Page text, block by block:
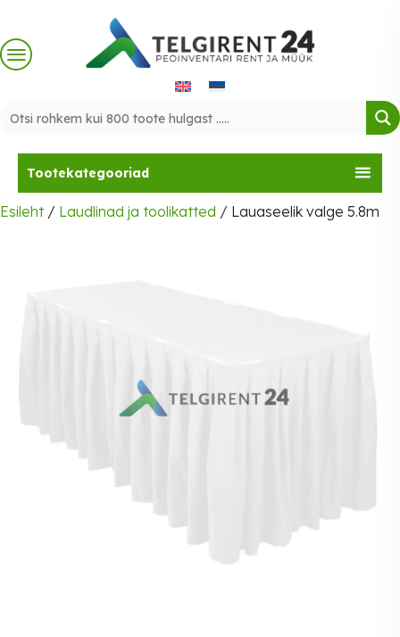
content
Tootekategooriad
Esileht/ Laudlinad ja toolikatted / Lauaseelik valge 5.8m